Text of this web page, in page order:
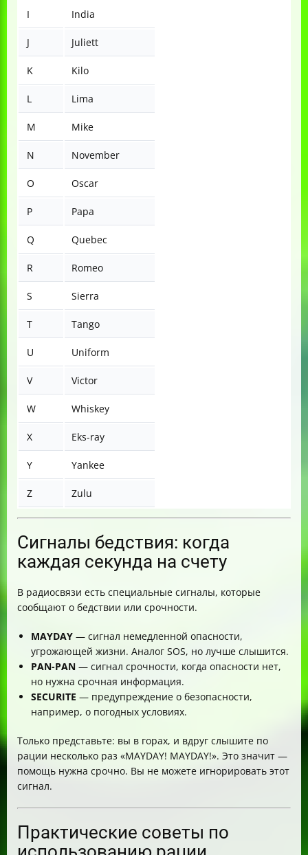
I India
J Juliett
K Kilo
L Lima
M Mike
N November
O Oscar
P Papa
Q Quebec
R Romeo
S Sierra
T Tango
U Uniform
V Victor
W Whiskey
X Eks-ray
Y Yankee
Z Zulu
Сигналы бедствия: когда
каждая секунда на счету
В радиосвязи есть специальные сигналы, которые
сообщают о бедствии или срочности.
MAYDAY — сигнал немедленной опасности,
угрожающей жизни. Аналог SOS, но лучше слышится.
PAN-PAN — сигнал срочности, когда опасности нет,
но нужна срочная информация.
SECURITE — предупреждение о безопасности,
например, о погодных условиях.
Только представьте: вы в горах, и вдруг слышите по
рации несколько раз «MAYDAY! MAYDAY!». Это значит —
помощь нужна срочно. Вы не можете игнорировать этот
сигнал.
Практические советы по